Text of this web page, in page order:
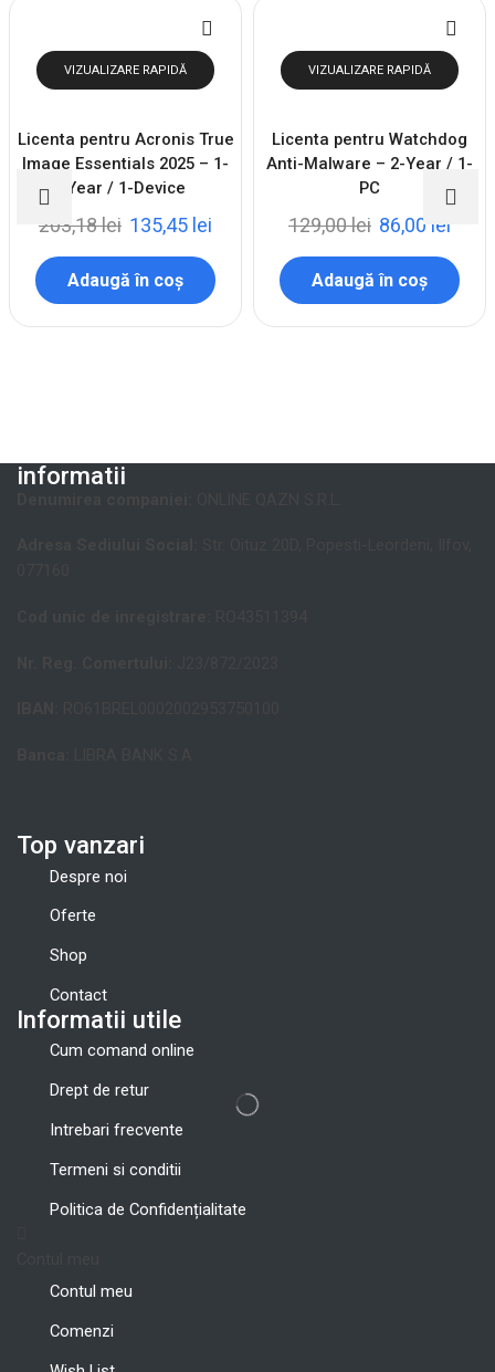
VIZUALIZARE RAPIDĂ
Licenta pentru Acronis True
Image Essentials 2025 – 1-
Year / 1-Device
203,18lei 135,45 lei
Adaugă în coș
VIZUALIZARE RAPIDĂ
Licenta pentru Watchdog
Anti-Malware – 2-Year / 1-
PC
129,00lei 86,00 lei
Adaugă în coș
informatii
Top vanzari
Despre noi
Oferte
Shop
Contact
Informatii utile
Cum comand online
Drept de retur
Intrebari frecvente
Termeni si conditii
Politica de Confidențialitate
Contul meu
Comenzi